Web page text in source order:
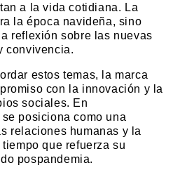
a la vida cotidiana. La
la época navideña, sino
reflexión sobre las nuevas
convivencia.
estos temas, la marca
con la innovación y la
sociales. En
posiciona como una
relaciones humanas y la
que refuerza su
pospandemia.